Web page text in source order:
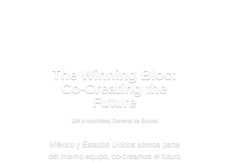
The Winning Bloc:
Co-Creating the
Future
108.a Asamblea General de Socios
México y Estados Unidos somos parte
del mismo equipo, co-creamos el futuro